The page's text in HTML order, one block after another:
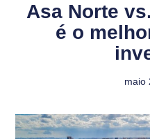
Asa Norte
é o
maio